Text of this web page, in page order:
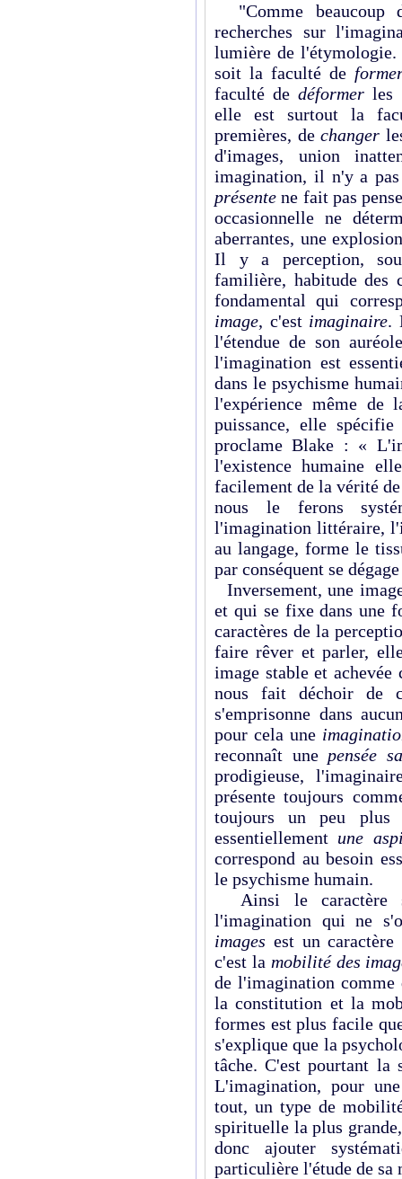
"Comme beaucoup
recherches sur
lumière de
soit la faculté de
faculté dedéformerles
elle est surtout la
premières, dechanger
d'images, union
imagination, il n'y a
présentene fait pas
occasionnelle ne
aberrantes, une
Il y a perception,
familière, habitude des
fondamental qui
image, c'est imaginaire.
l'étendue de son
l'imagination est
dans le psychisme
l'expérience même de
puissance, elle
proclame Blake : «
l'existence humaine
facilement de la vérité
nous le ferons
l'imagination littéraire,
au langage, forme le
par conséquent se
Inversement, une
et qui se fixe dans une
caractères de la
faire rêver et parler,
image stable et
nous fait déchoir de
s'emprisonne dans
pour cela une
reconnaît une pensée
prodigieuse,
présente toujours
toujours un peu plus
essentiellement une
correspond au besoin
le psychisme humain.
Ainsi le caractère
l'imagination qui ne
images est un
c'est la mobilité des
de l'imagination comme
la constitution et la
formes est plus facile
s'explique que la
tâche. C'est pourtant la
L'imagination, pour
tout, un type de
spirituelle la plus
donc ajouter
particulière l'étude de sa